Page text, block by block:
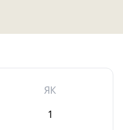
ЯК
1